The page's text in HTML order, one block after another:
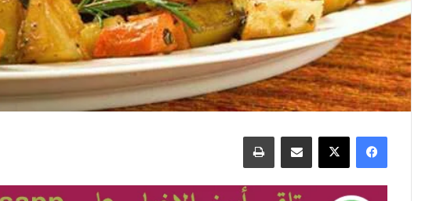
فيسبوك ‫X مشاركة عبر البريد طباعة